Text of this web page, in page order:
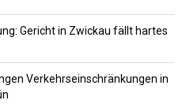
Gericht in Zwickau fällt hartes
Verkehrseinschränkungen in